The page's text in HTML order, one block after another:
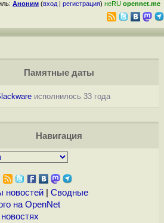
Аноним (вход | регистрация) неRU opennet.me
Памятные даты
исполнилось 33 года
Навигация
новостей| Сводные
на OpenNet